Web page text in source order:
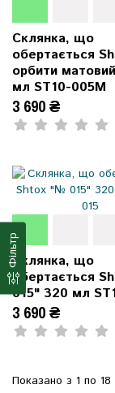
Фільтр
Склянка, що
обертається
орбити
мл ST10-005M
3 690 ₴
Склянка, що
обертається
015" 320 мл
3 690 ₴
Показано з 1 по 18